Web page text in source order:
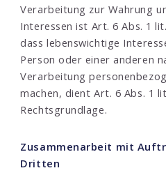
Verarbeitung zur Wahrung
Interessen ist Art. 6 Abs. 1
dass lebenswichtige
Person oder einer anderen
Verarbeitung
machen, dient Art. 6 Abs. 1
Rechtsgrundlage.
Zusammenarbeit mit
Dritten